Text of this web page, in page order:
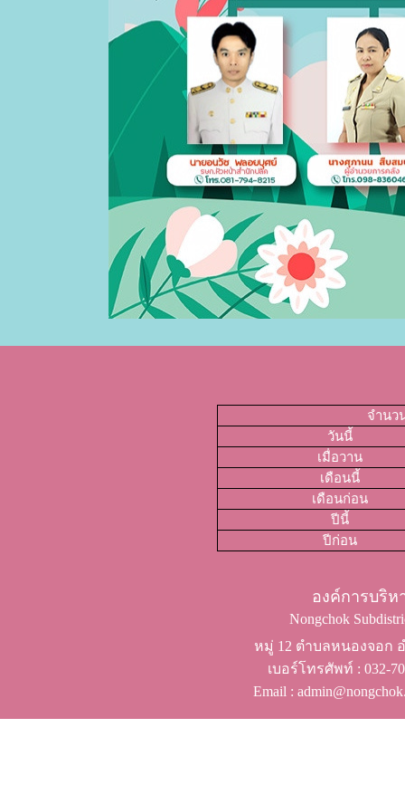
จำนว
วันนี้
เมื่อวาน
เดือนนี้
เดือนก่อน
ปีนี้
ปีก่อน
องค์การบริ
Nongchok
หมู่ 12 ตำบลหนองจอก
เบอร์โทรศัพท์ ​: 032-
Email :